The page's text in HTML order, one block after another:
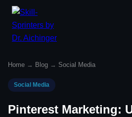
Home → Blog → Social Media
Social Media
Pinterest Marketing: